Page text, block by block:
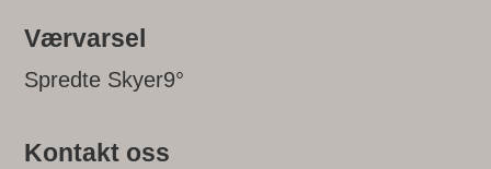
Værvarsel
9°
Spredte Skyer
Kontakt oss